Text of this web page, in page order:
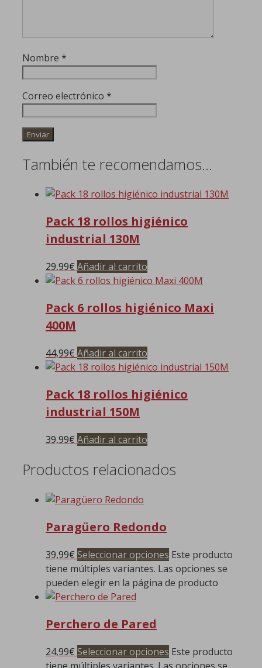
Nombre *
Correo electrónico *
También te recomendamos…
Pack 18 rollos higiénico
industrial 130M
29,99€ Añadir al carrito
Pack 6 rollos higiénico Maxi
400M
44,99€ Añadir al carrito
Pack 18 rollos higiénico
industrial 150M
39,99€ Añadir al carrito
Productos relacionados
Paragüero Redondo
39,99€ Seleccionar opciones Este producto
tiene múltiples variantes. Las opciones se
pueden elegir en la página de producto
Perchero de Pared
24,99€ Seleccionar opciones Este producto